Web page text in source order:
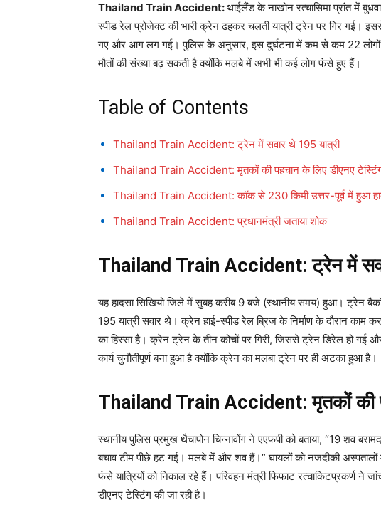
Thailand Train Accident:थाईलैंड के नाखोन रत्चासिमा प्रांत में
स्पीड रेल प्रोजेक्ट की भारी क्रेन ढहकर चलती यात्री ट्रेन पर गिर गई।
गए और आग लग गई। पुलिस के अनुसार, इस दुर्घटना में कम से कम 22 लोगों
मौतों की संख्या बढ़ सकती है क्योंकि मलबे में अभी भी कई लोग फंसे हुए हैं।
Table of Contents
Thailand Train Accident: ट्रेन में सवार थे 195 यात्री
Thailand Train Accident: मृतकों की पहचान के लिए डीएनए
Thailand Train Accident: कॉक से 230 किमी उत्तर-पूर्व में हुआ
Thailand Train Accident: प्रधानमंत्री जताया शोक
Thailand Train Accident: ट्रेन में
यह हादसा सिखियो जिले में सुबह करीब 9 बजे (स्थानीय समय) हुआ। ट्रेन
195 यात्री सवार थे। क्रेन हाई-स्पीड रेल ब्रिज के निर्माण के दौरान काम
का हिस्सा है। क्रेन ट्रेन के तीन कोचों पर गिरी, जिससे ट्रेन डिरेल हो गई
कार्य चुनौतीपूर्ण बना हुआ है क्योंकि क्रेन का मलबा ट्रेन पर ही अटका हुआ है।
Thailand Train Accident: मृतकों की
स्थानीय पुलिस प्रमुख थैचापोन चिन्नावोंग ने एएफपी को बताया, “19 शव
बचाव टीम पीछे हट गई। मलबे में और शव हैं।” घायलों को नजदीकी अस्पतालों में
फंसे यात्रियों को निकाल रहे हैं। परिवहन मंत्री फिफाट रत्चाकिटप्रकर्ण
डीएनए टेस्टिंग की जा रही है।